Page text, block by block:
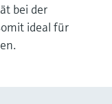
bei der
ideal für